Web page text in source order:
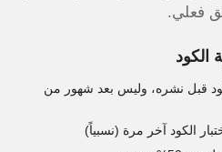
فعلي.
الكود
قبل نشره، وليس بعد شهور من
الكود آخر مرة (نسبياً)